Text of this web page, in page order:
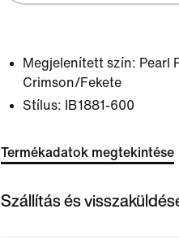
Megjelenített szín: Pearl
Crimson/Fekete
Stílus:
IB1881-600
Termékadatok megtekintése
Szállítás és